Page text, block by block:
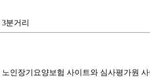
분거리
인장기요양보험 사이트와 심사평가원